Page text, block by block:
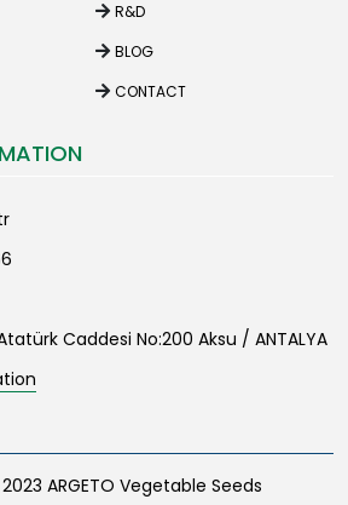
R&D
BLOG
CONTACT
Caddesi No:200 Aksu / ANTALYA
ARGETO Vegetable Seeds